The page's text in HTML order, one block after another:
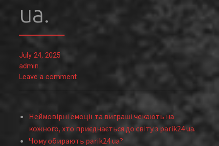
ua.
July 24, 2025
admin
Leave a comment
Неймовірні емоції та виграші чекають на
кожного, хто приєднається до світу з parik24 ua.
Чому обирають parik24 ua?